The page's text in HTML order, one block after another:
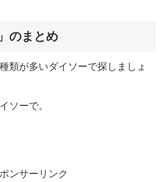
のまとめ
類が多いダイソーで探しましょ
ソーで。
ンサーリンク